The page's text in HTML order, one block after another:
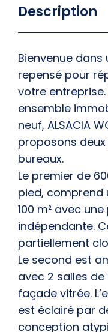
Description
Bienvenue
repensé pour
votre entreprise.
ensemble
neuf, ALSACIA
proposons
bureaux.
Le premier de
pied, comprend
100 m² avec
indépendante.
partiellement
Le second est
avec 2 salles
façade vitrée.
est éclairé par
conception